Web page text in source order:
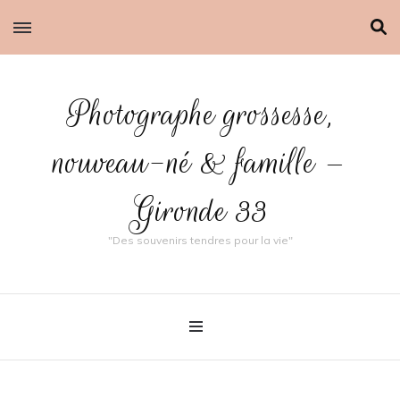
Photographe grossesse,
nouveau-né & famille –
Gironde 33
"Des souvenirs tendres pour la vie"